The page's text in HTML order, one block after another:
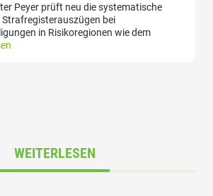
Peyer prüft neu die systematische
bei
in Risikoregionen wie dem
WEITERLESEN